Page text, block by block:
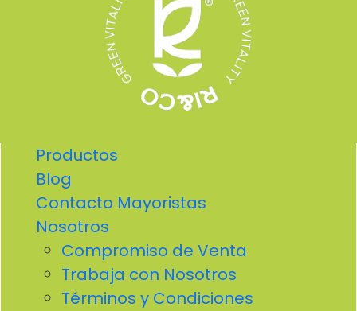
Productos
Blog
Contacto Mayoristas
Nosotros
Compromiso de Venta
Trabaja con Nosotros
Términos y Condiciones